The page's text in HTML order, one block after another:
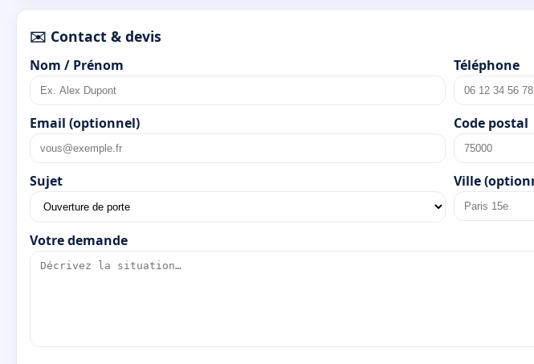
✉️ Contact & devis
Nom / Prénom Téléphone
Email (optionnel) Code postal
Sujet Ville
Votre demande